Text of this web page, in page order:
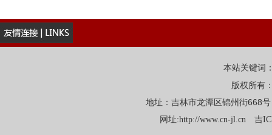
本站关键词
版权所有
地址：吉林市龙潭区锦州街
网址:http://www.cn-jl.cn 吉